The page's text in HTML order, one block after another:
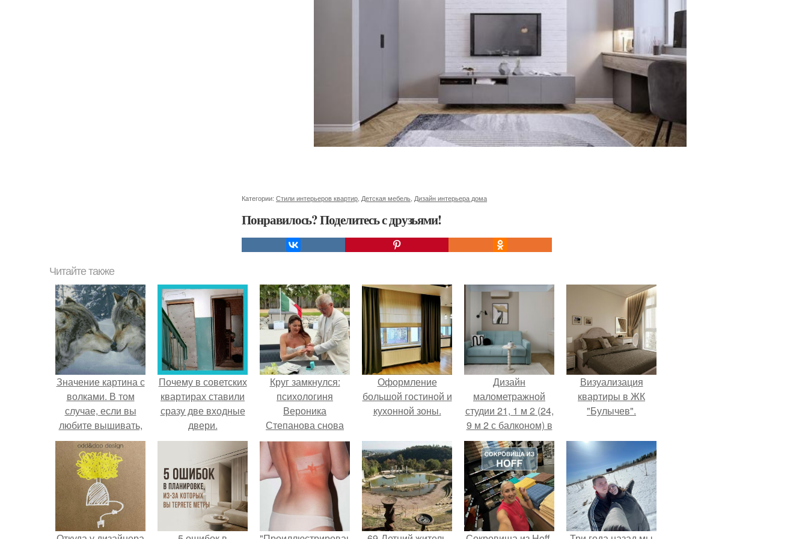
Категории: Стили интерьеров квартир, Детская мебель, Дизайн интерьера дома
Понравилось? Поделитесь с друзьями!
Читайте также
Значение картина с
волками. В том
случае, если вы
любите вышивать,
то наверняка
задумывались о
том, что означает та
или иная вышитая
вами картина.
Почему в советских
квартирах ставили
сразу две входные
двери.
Круг замкнулся:
психологиня
Вероника
Степанова снова
вышла замуж за
собственного
бывшего мужа.
Оформление
большой гостиной и
кухонной зоны.
Дизайн
малометражной
студии 21, 1 м 2 (24,
9 м 2 с балконом) в
Краснодаре.
Визуализация
квартиры в ЖК
"Булычев".